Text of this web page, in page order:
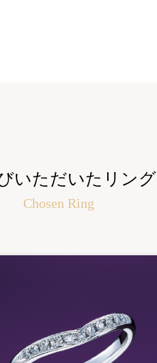
いただいたリング
Chosen Ring